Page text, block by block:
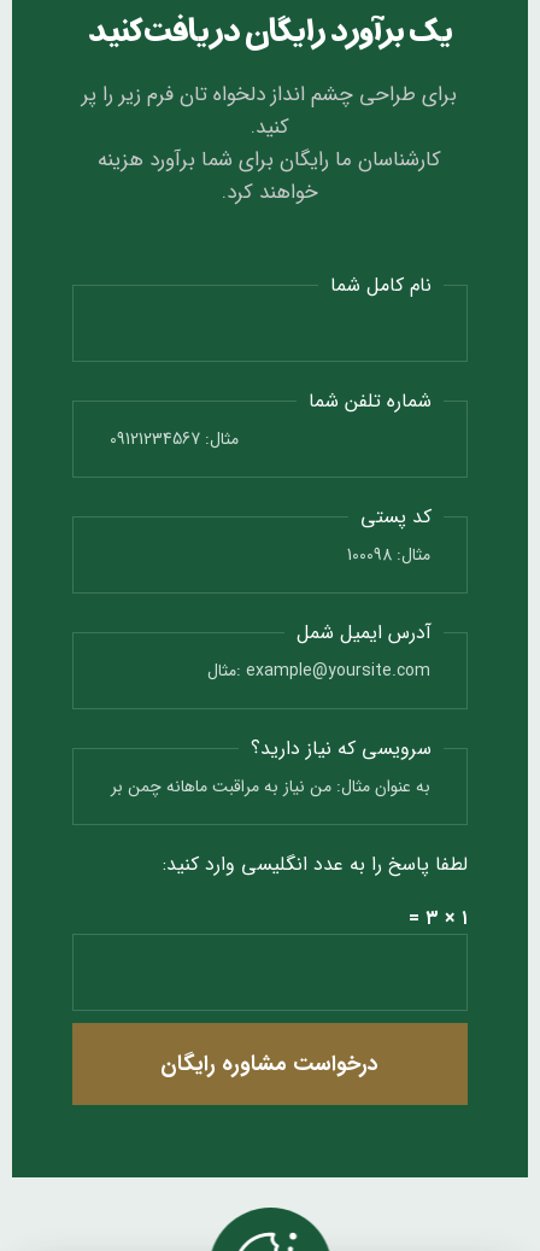
یک برآورد رایگان دریافت کنید
برای طراحی چشم انداز دلخواه تان فرم زیر را پر
کنید.
کارشناسان ما رایگان برای شما برآورد هزینه
خواهند کرد.
نام کامل شما
شماره تلفن شما
کد پستی
آدرس ایمیل شمل
سرویسی که نیاز دارید؟
لطفا پاسخ را به عدد انگلیسی وارد کنید:
۱ × ۳ =
درخواست مشاوره رایگان